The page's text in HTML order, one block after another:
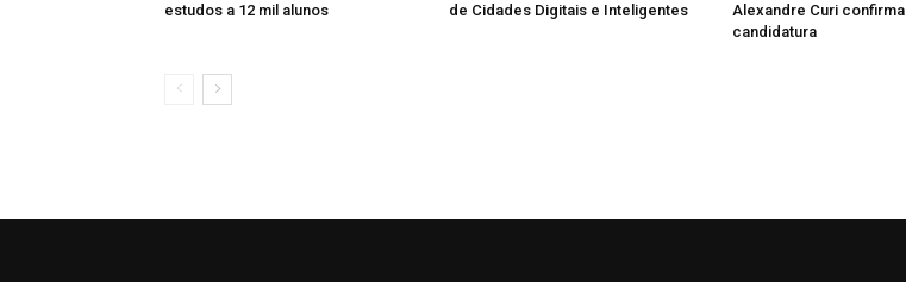
estudos a 12 mil alunos
de Cidades Digitais e Inteligentes
Alexandre Curi confirma
candidatura